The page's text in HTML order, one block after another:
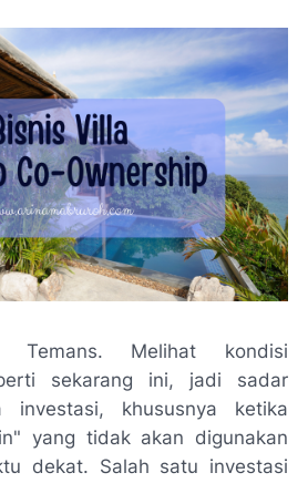
Temans. Melihat kondisi
sekarang ini, jadi sadar
investasi, khususnya ketika
yang tidak akan digunakan
dekat. Salah satu investasi